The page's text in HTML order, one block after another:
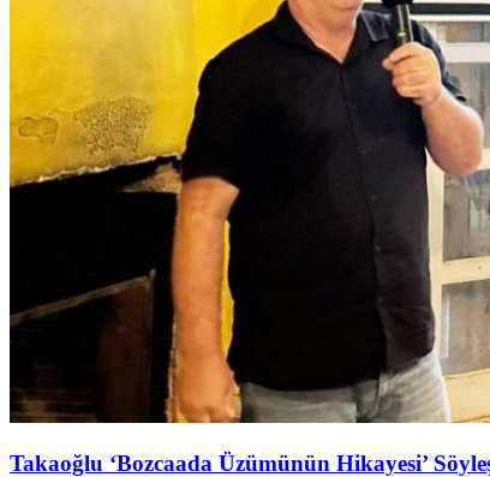
Takaoğlu ‘Bozcaada Üzümünün Hikayesi’